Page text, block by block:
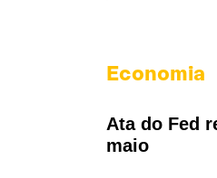
Economia
Ata do Fed
maio